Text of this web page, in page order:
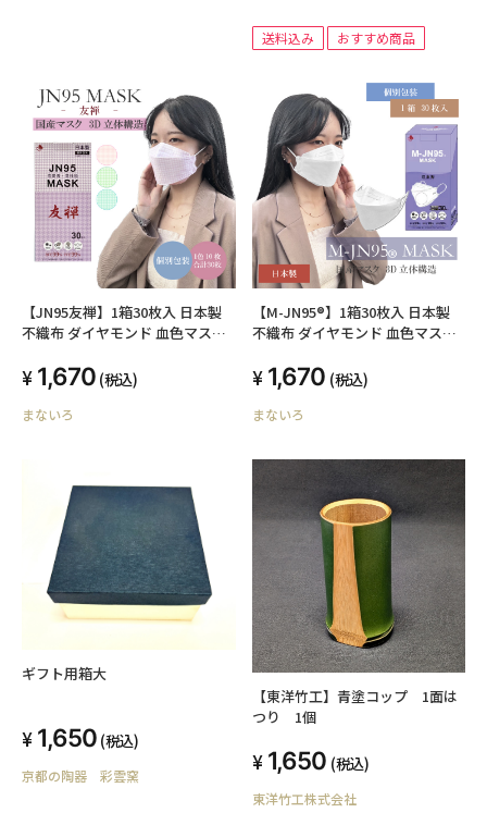
送料込み おすすめ商品
【JN95友禅】1箱30枚入 日本製
不織布 ダイヤモンド 血色マスク
ザインマスク カラーマスク 4層構
造 快適立体マスク 口紅がつきに
くい 大人マスク
1,670 (税込)
まないろ
【M-JN95®】1箱30枚入 日本製
不織布 ダイヤモンド 血色マスク
ザインマスク カラーマスク 4層構
造 快適立体マスク 口紅がつきに
くい 大人マスク
1,670 (税込)
まないろ
ギフト用箱大
1,650 (税込)
京都の陶器 彩雲窯
【東洋竹工】青塗コップ 1面は
つり 1個
1,650 (税込)
東洋竹工株式会社